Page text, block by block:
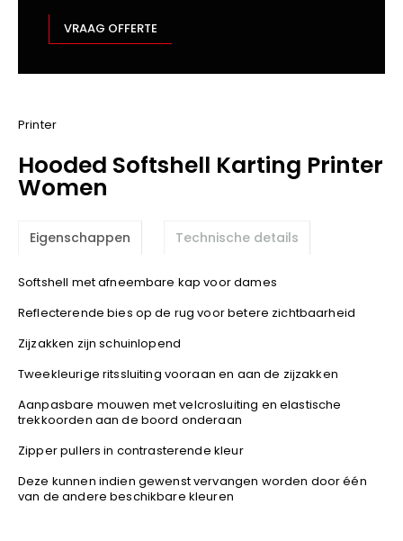
M-Safe
OXXA
Premier
Promodoro
Result
Safety Jogger
Shugon
Stanley/Stella
TowelCity
YOKO
VRAAG OFFERTE
Printer
Hooded Softshell Karting Printer
Women
Eigenschappen Technische details
Softshell met afneembare kap voor dames
Reflecterende bies op de rug voor betere zichtbaarheid
Zijzakken zijn schuinlopend
Tweekleurige ritssluiting vooraan en aan de zijzakken
Aanpasbare mouwen met velcrosluiting en elastische
trekkoorden aan de boord onderaan
Zipper pullers in contrasterende kleur
Deze kunnen indien gewenst vervangen worden door één
van de andere beschikbare kleuren